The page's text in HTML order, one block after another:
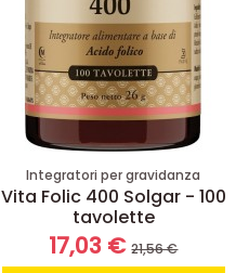
Integratori per gravidanza
Vita Folic 400 Solgar - 100
tavolette
17,03 €21,56 €